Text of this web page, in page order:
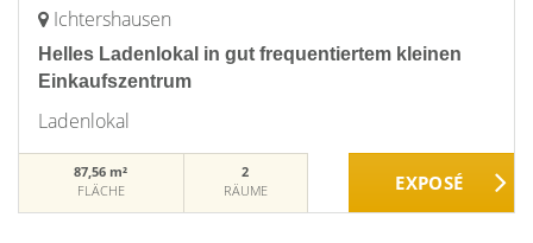
Ichtershausen
Helles Ladenlokal in gut frequentiertem kleinen
Einkaufszentrum
Ladenlokal
87,56 m²
FLÄCHE
2
RÄUME